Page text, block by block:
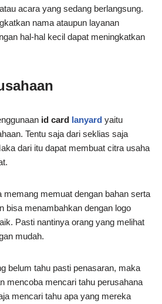
acara yang sedang berlangsung.
nama ataupun layanan
hal-hal kecil dapat meningkatkan
id card lanyard yaitu
Tentu saja dari seklias saja
dari itu dapat membuat citra usaha
memang memuat dengan bahan serta
bisa menambahkan dengan logo
Pasti nantinya orang yang melihat
mudah.
belum tahu pasti penasaran, maka
mencoba mencari tahu perusahana
mencari tahu apa yang mereka